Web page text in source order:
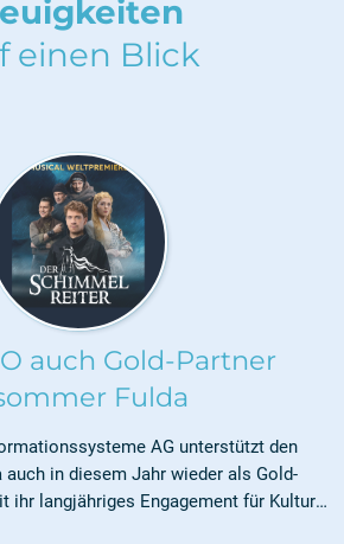
einen Blick
auch Gold-Partner
Fulda
AG unterstützt den
in diesem Jahr wieder als Gold-
ihr langjähriges Engagement für Kultur